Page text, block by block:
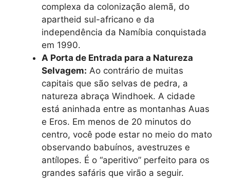
complexa da colonização alemã, do
apartheid sul-africano e da
independência da Namíbia conquistada
em 1990.
A Porta de Entrada para a Natureza
Selvagem: Ao contrário de muitas
capitais que são selvas de pedra, a
natureza abraça Windhoek. A cidade
está aninhada entre as montanhas Auas
e Eros. Em menos de 20 minutos do
centro, você pode estar no meio do mato
observando babuínos, avestruzes e
antílopes. É o “aperitivo” perfeito para os
grandes safáris que virão a seguir.